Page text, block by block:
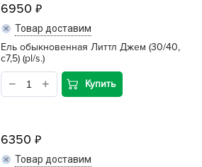
6950
Товар доставим
Ель обыкновенная Литтл Джем (30/40,
c7,5) (pl/s.)
Купить
6350
Товар доставим